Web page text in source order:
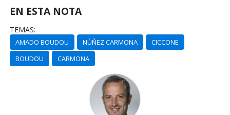
EN ESTA NOTA
TEMAS:
AMADO BOUDOU NÚÑEZ CARMONA
CICCONE
BOUDOU
CARMONA